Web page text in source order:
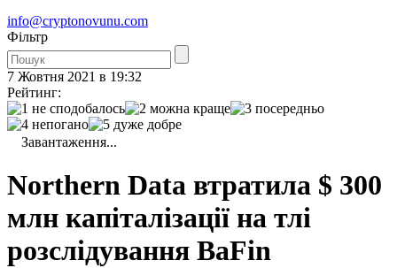
info@cryptonovunu.com
Фiльтр
7 Жовтня 2021 в 19:32
Рейтинг:
Завантаження...
Northern Data втратила $ 300
млн капіталізації на тлі
розслідування BaFin